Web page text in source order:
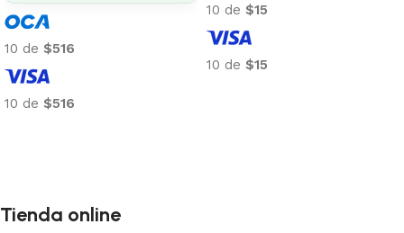
10 de $516
10 de $516
10 de $15
10 de $15
Tienda online